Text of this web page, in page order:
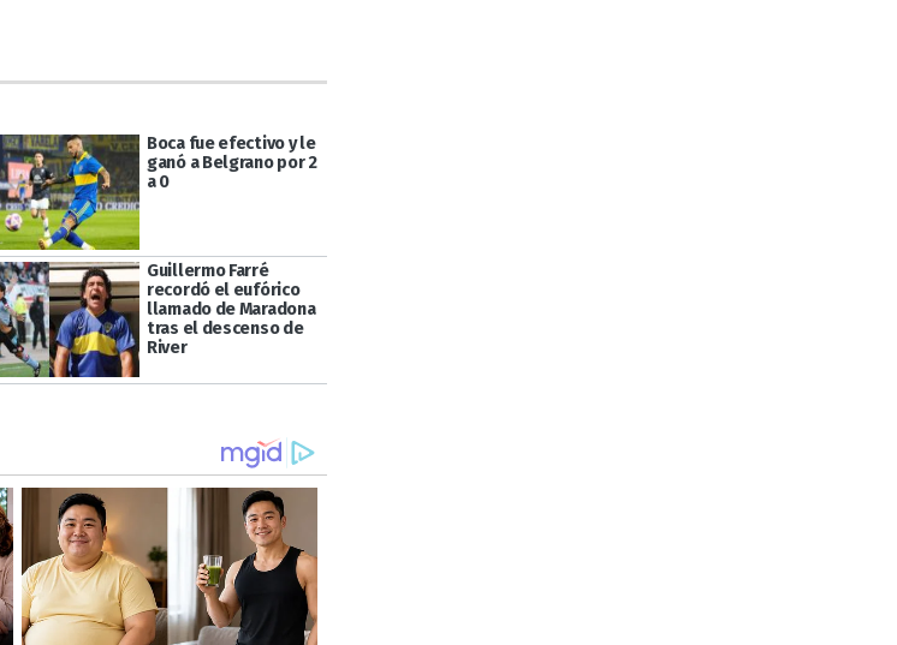
Boca fue efectivo y le
ganó a Belgrano por 2
a 0
Guillermo Farré
recordó el eufórico
llamado de Maradona
tras el descenso de
River